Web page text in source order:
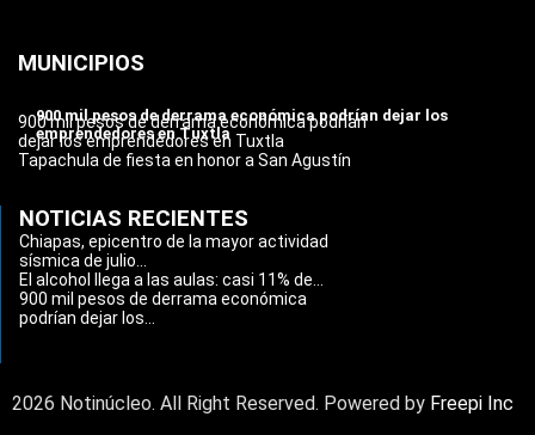
MUNICIPIOS
900 mil pesos de derrama económica podrían dejar los
emprendedores en Tuxtla
900 mil pesos de derrama económica podrían
dejar los emprendedores en Tuxtla
Tapachula de fiesta en honor a San Agustín
NOTICIAS RECIENTES
Chiapas, epicentro de la mayor actividad
sísmica de julio...
El alcohol llega a las aulas: casi 11% de...
900 mil pesos de derrama económica
podrían dejar los...
2026 Notinúcleo. All Right Reserved. Powered by Freepi Inc